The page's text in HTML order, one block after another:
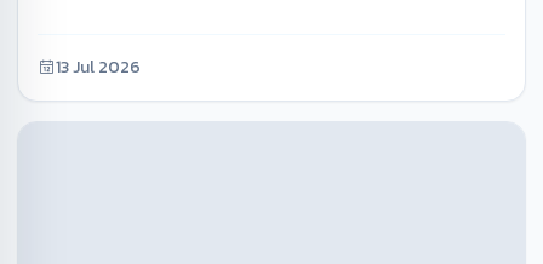
13 Jul 2026